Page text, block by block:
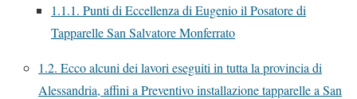
1.1.1. Punti di Eccellenza di Eugenio il Posatore di
Tapparelle San Salvatore Monferrato
1.2. Ecco alcuni dei lavori eseguiti in tutta la provincia di
Alessandria, affini a Preventivo installazione tapparelle a San